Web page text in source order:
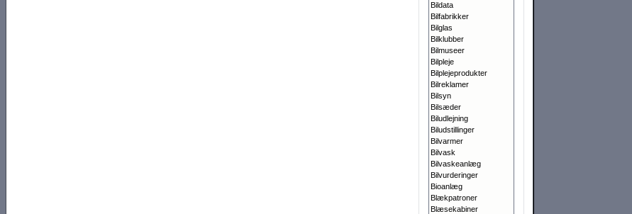
Bildata
Bilfabrikker
Bilglas
Bilklubber
Bilmuseer
Bilpleje
Bilplejeprodukter
Bilreklamer
Bilsyn
Bilsæder
Biludlejning
Biludstillinger
Bilvarmer
Bilvask
Bilvaskeanlæg
Bilvurderinger
Bioanlæg
Blækpatroner
Blæsekabiner